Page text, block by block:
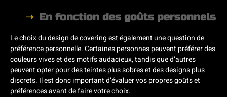
En fonction des goûts personnels
Le choix du design de covering est également une question de
préférence personnelle. Certaines personnes peuvent préférer des
couleurs vives et des motifs audacieux, tandis que d’autres
peuvent opter pour des teintes plus sobres et des designs plus
discrets. Il est donc important d’évaluer vos propres goûts et
préférences avant de faire votre choix.